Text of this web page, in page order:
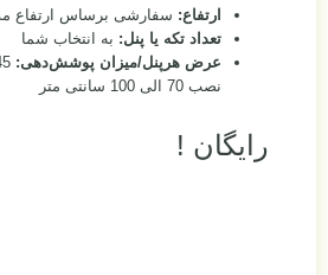
ارتفاع: سفارشی برساس ارتفاع
تعداد تکه یا پنل: به انتخاب شما
عرض هرپنل/میزان پوشش‌دهی:
نصب 70 الی 100 سانتی متر
رایگان !